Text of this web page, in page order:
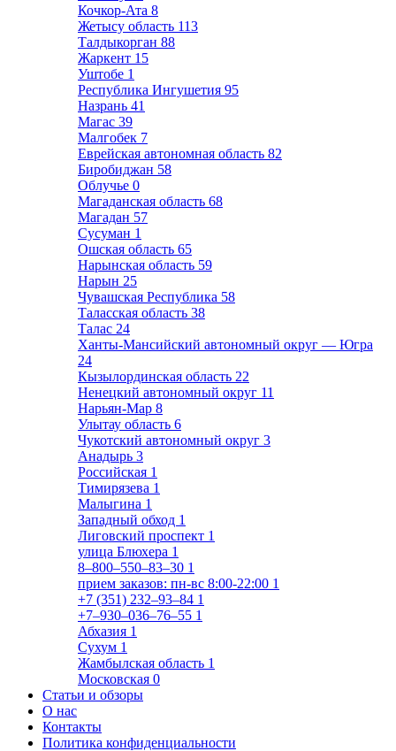
Кочкор-Ата 8
Жетысу область 113
Талдыкорган 88
Жаркент 15
Уштобе 1
Республика Ингушетия 95
Назрань 41
Магас 39
Малгобек 7
Еврейская автономная область 82
Биробиджан 58
Облучье 0
Магаданская область 68
Магадан 57
Сусуман 1
Ошская область 65
Нарынская область 59
Нарын 25
Чувашская Республика 58
Таласская область 38
Талас 24
Ханты-Мансийский автономный округ — Югра
24
Кызылординская область 22
Ненецкий автономный округ 11
Нарьян-Мар 8
Улытау область 6
Чукотский автономный округ 3
Анадырь 3
Российская 1
Тимирязева 1
Малыгина 1
Западный обход 1
Лиговский проспект 1
улица Блюхера 1
8‒800‒550‒83‒30 1
прием заказов: пн-вс 8:00-22:00 1
+7 (351) 232‒93‒84 1
+7‒930‒036‒76‒55 1
Абхазия 1
Сухум 1
Жамбылская область 1
Московская 0
Статьи и обзоры
О нас
Контакты
Политика конфиденциальности